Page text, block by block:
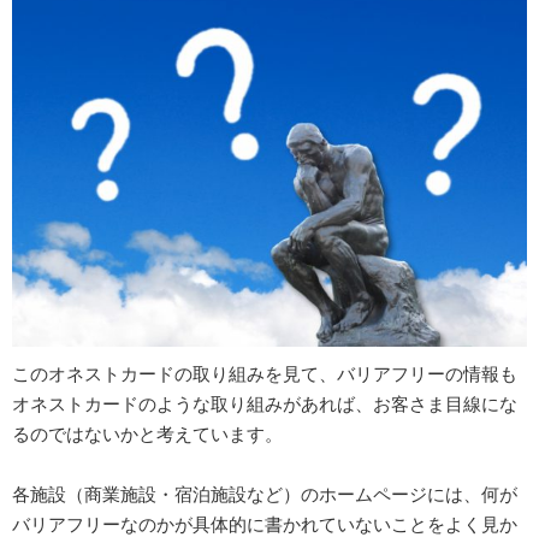
このオネストカードの取り組みを見て、バリアフリーの情報も
オネストカードのような取り組みがあれば、お客さま目線にな
るのではないかと考えています。
各施設（商業施設・宿泊施設など）のホームページには、何が
バリアフリーなのかが具体的に書かれていないことをよく見か